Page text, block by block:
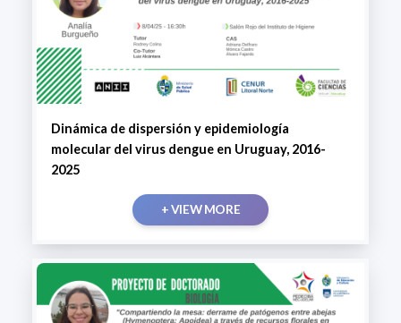
Dinámica de dispersión y epidemiología
molecular del virus dengue en Uruguay, 2016-
2025
+ VIEW MORE